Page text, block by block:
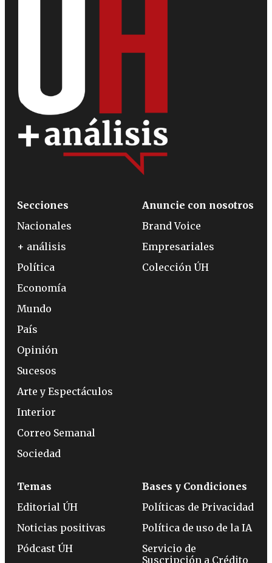
Secciones
Nacionales
+ análisis
Política
Economía
Mundo
País
Opinión
Sucesos
Arte y Espectáculos
Interior
Correo Semanal
Sociedad
Anuncie con nosotros
Brand Voice
Empresariales
Colección ÚH
Temas
Editorial ÚH
Noticias positivas
Pódcast ÚH
Bases y Condiciones
Políticas de Privacidad
Política de uso de la IA
Servicio de
Suscripción a Crédito